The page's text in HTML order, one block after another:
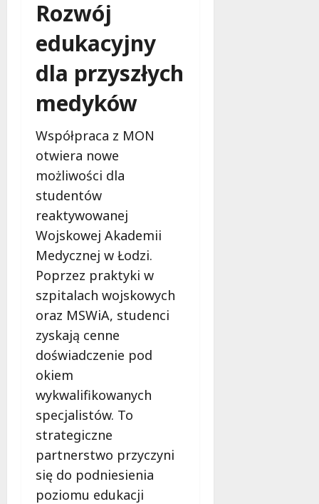
Rozwój
edukacyjny
dla przyszłych
medyków
Współpraca z MON
otwiera nowe
możliwości dla
studentów
reaktywowanej
Wojskowej Akademii
Medycznej w Łodzi.
Poprzez praktyki w
szpitalach wojskowych
oraz MSWiA, studenci
zyskają cenne
doświadczenie pod
okiem
wykwalifikowanych
specjalistów. To
strategiczne
partnerstwo przyczyni
się do podniesienia
poziomu edukacji